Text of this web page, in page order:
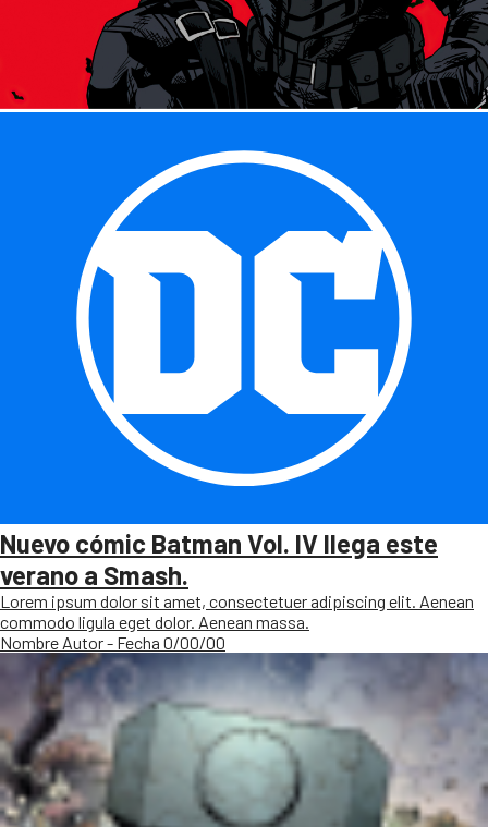
Nuevo cómic Batman Vol. IV llega este
verano a Smash.
Lorem ipsum dolor sit amet, consectetuer adipiscing elit. Aenean
commodo ligula eget dolor. Aenean massa.
Nombre Autor - Fecha 0/00/00